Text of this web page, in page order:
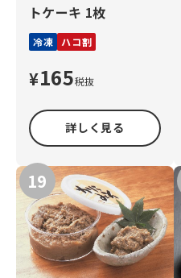
トケーキ 1枚
冷凍 ハコ割
¥165税抜
詳しく見る